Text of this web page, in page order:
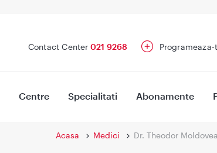
Contact Center 021 9268 Programeaza-
Centre Specialitati Abonamente
Acasa Medici Dr. Theodor